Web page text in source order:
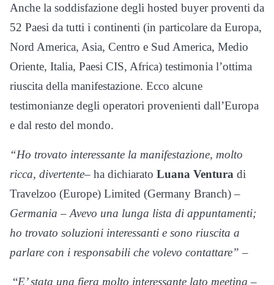
Anche la soddisfazione degli hosted buyer proventi da
52 Paesi da tutti i continenti (in particolare da Europa,
Nord America, Asia, Centro e Sud America, Medio
Oriente, Italia, Paesi CIS, Africa) testimonia l’ottima
riuscita della manifestazione. Ecco alcune
testimonianze degli operatori provenienti dall’Europa
e dal resto del mondo.
“Ho trovato interessante la manifestazione, molto
ricca, divertente– ha dichiarato Luana Ventura di
Travelzoo (Europe) Limited (Germany Branch) –
Germania – Avevo una lunga lista di appuntamenti;
ho trovato soluzioni interessanti e sono riuscita a
parlare con i responsabili che volevo contattare” –
“E’ stata una fiera molto interessante lato meeting –